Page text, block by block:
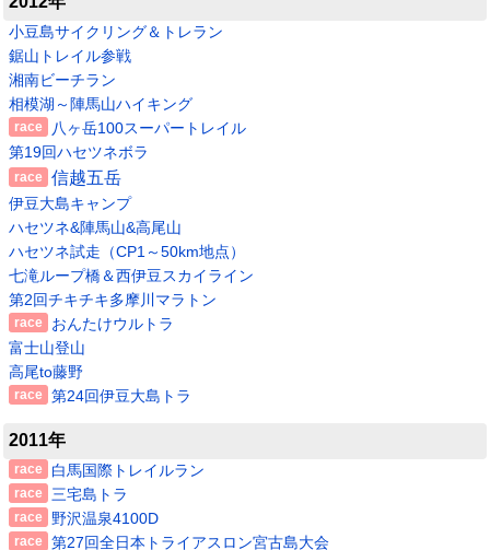
小豆島サイクリング＆トレラン
鋸山トレイル参戦
湘南ビーチラン
相模湖～陣馬山ハイキング
八ヶ岳100スーパートレイル
第19回ハセツネボラ
信越五岳
伊豆大島キャンプ
ハセツネ&陣馬山&高尾山
ハセツネ試走（CP1～50km地点）
七滝ループ橋＆西伊豆スカイライン
第2回チキチキ多摩川マラトン
おんたけウルトラ
富士山登山
高尾to藤野
第24回伊豆大島トラ
2011年
白馬国際トレイルラン
三宅島トラ
野沢温泉4100D
第27回全日本トライアスロン宮古島大会